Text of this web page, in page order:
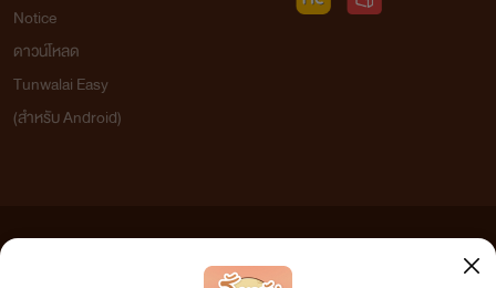
Notice
ดาวน์โหลด
Tunwalai Easy
(สำหรับ Android)
เว็บไซต์แห่งนี้ไม่ได้เห็นด้วยและไม่ขอรับผิดชอบต่อข้อความใดๆ ทั้งสิ้น ดังนั้นผู้อ่านทุกท่านโปรดใช้